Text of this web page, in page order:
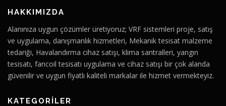
HAKKIMIZDA
Alanınıza uygun çözümler üretiyoruz; VRF sistemleri proje, satış
ve uygulama, danışmanlık hizmetleri, Mekanik tesisat malzeme
tedariği, Havalandırma cihaz satışı, klima santralleri, yangın
tesisatı, fancoil tesisatı uygulama ve cihaz satışı bir çok alanda
güvenilir ve uygun fiyatlı kaliteli markalar ile hizmet vermekteyiz.
KATEGORILER